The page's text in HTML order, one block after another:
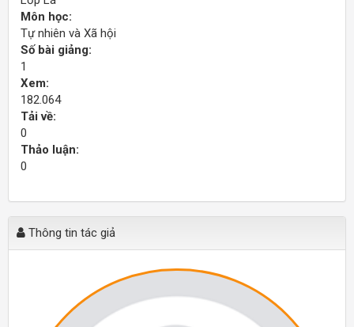
Môn học:
Tự nhiên và Xã hội
Số bài giảng:
1
Xem:
182.064
Tải về:
0
Thảo luận:
0
Thông tin tác giả